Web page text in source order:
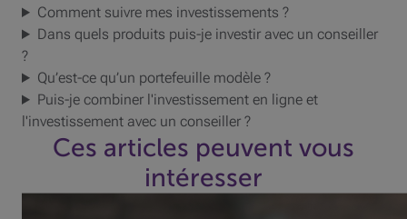
Comment suivre mes investissements ?
Dans quels produits puis-je investir avec un conseiller
?
Qu’est-ce qu’un portefeuille modèle ?
Puis-je combiner l'investissement en ligne et
l'investissement avec un conseiller ?
Ces articles peuvent vous
intéresser